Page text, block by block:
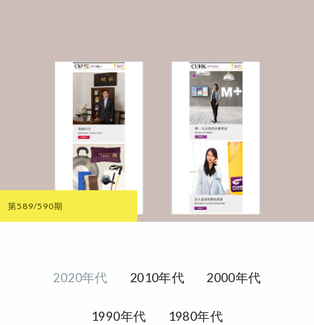
第589/590期
2020年代 2010年代 2000年代
1990年代 1980年代